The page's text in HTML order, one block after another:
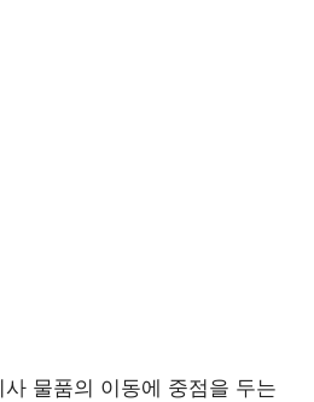
물품의 이동에 중점을 두는